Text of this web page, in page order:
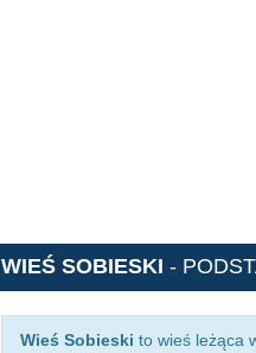
WIEŚ SOBIESKI -
Wieś Sobieski to wieś leżąca